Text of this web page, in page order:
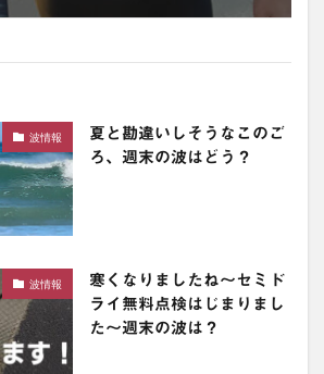
波情報
夏と勘違いしそうなこのご
ろ、週末の波はどう？
波情報
寒くなりましたね〜セミド
ライ無料点検はじまりまし
た〜週末の波は？